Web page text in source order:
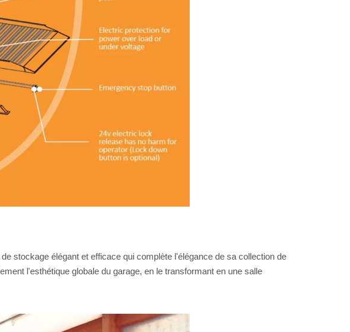
stockage élégant et efficace qui complète l'élégance de sa collection de
l'esthétique globale du garage, en le transformant en une salle